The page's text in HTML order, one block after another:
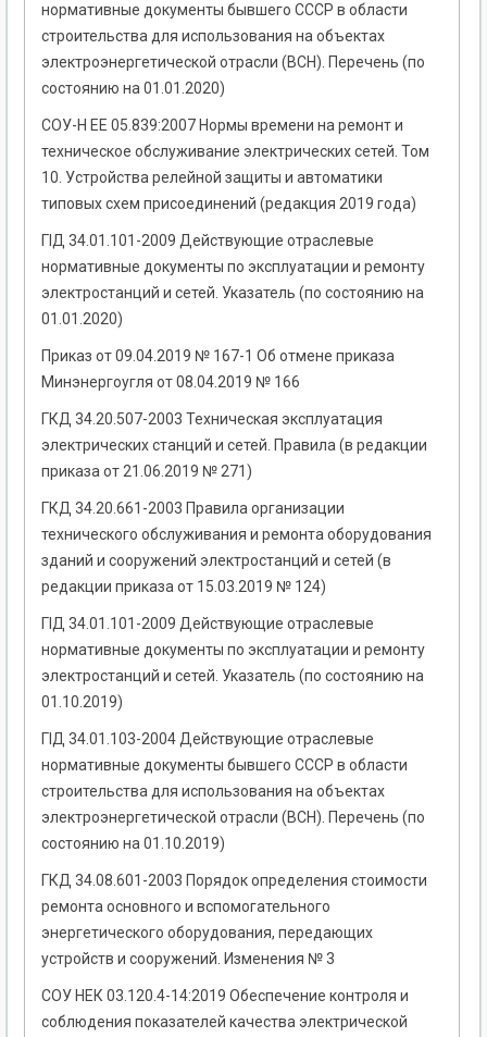
нормативные документы бывшего СССР в области
строительства для использования на объектах
электроэнергетической отрасли (ВСН). Перечень (по
состоянию на 01.01.2020)
СОУ-Н ЕЕ 05.839:2007 Нормы времени на ремонт и
техническое обслуживание электрических сетей. Том
10. Устройства релейной защиты и автоматики
типовых схем присоединений (редакция 2019 года)
ГІД 34.01.101-2009 Действующие отраслевые
нормативные документы по эксплуатации и ремонту
электростанций и сетей. Указатель (по состоянию на
01.01.2020)
Приказ от 09.04.2019 № 167-1 Об отмене приказа
Минэнергоугля от 08.04.2019 № 166
ГКД 34.20.507-2003 Техническая эксплуатация
электрических станций и сетей. Правила (в редакции
приказа от 21.06.2019 № 271)
ГКД 34.20.661-2003 Правила организации
технического обслуживания и ремонта оборудования
зданий и сооружений электростанций и сетей (в
редакции приказа от 15.03.2019 № 124)
ГІД 34.01.101-2009 Действующие отраслевые
нормативные документы по эксплуатации и ремонту
электростанций и сетей. Указатель (по состоянию на
01.10.2019)
ГІД 34.01.103-2004 Действующие отраслевые
нормативные документы бывшего СССР в области
строительства для использования на объектах
электроэнергетической отрасли (ВСН). Перечень (по
состоянию на 01.10.2019)
ГКД 34.08.601-2003 Порядок определения стоимости
ремонта основного и вспомогательного
энергетического оборудования, передающих
устройств и сооружений. Изменения № 3
СОУ НЕК 03.120.4-14:2019 Обеспечение контроля и
соблюдения показателей качества электрической